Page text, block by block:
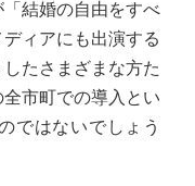
結婚の自由をすべ
ィアにも出演する
たさまざまな方た
市町での導入とい
ではないでしょう